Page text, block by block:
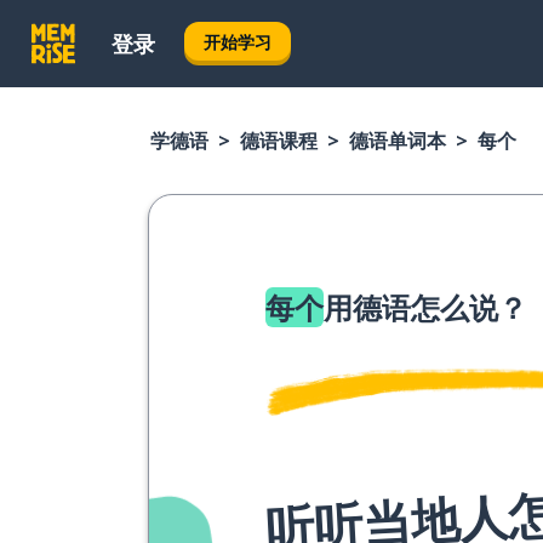
登录 开始学习
学德语 德语课程 德语单词本 每个
每个用德语怎么说？
听听当地人